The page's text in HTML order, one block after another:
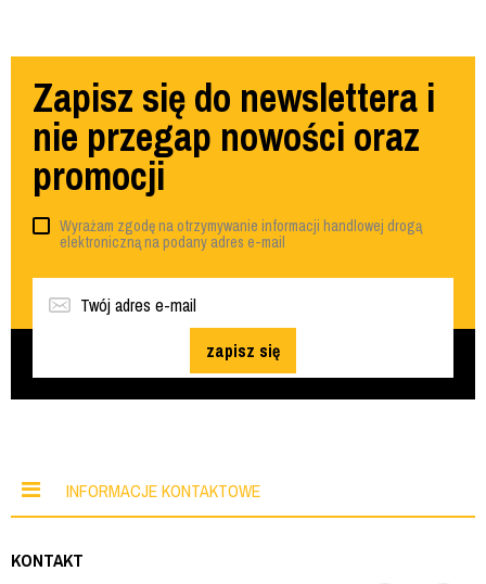
Zapisz się do newslettera i
nie przegap nowości oraz
promocji
Wyrażam zgodę na otrzymywanie informacji handlowej drogą
elektroniczną na podany adres e-mail
zapisz się
INFORMACJE KONTAKTOWE
KONTAKT